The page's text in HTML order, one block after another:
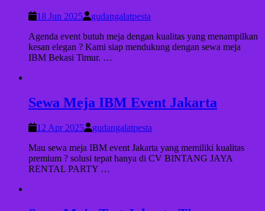
18 Jun 2025
gudangalatpesta
Agenda event butuh meja dengan kualitas yang menampilkan
kesan elegan ? Kami siap mendukung dengan sewa meja
IBM Bekasi Timur. …
Sewa Meja IBM Event Jakarta
12 Apr 2025
gudangalatpesta
Mau sewa meja IBM event Jakarta yang memiliki kualitas
premium ? solusi tepat hanya di CV BINTANG JAYA
RENTAL PARTY …